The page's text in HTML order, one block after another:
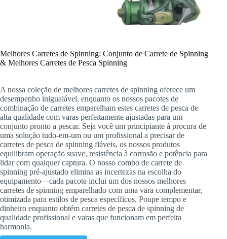
Melhores Carretes de Spinning: Conjunto de Carrete de Spinning
& Melhores Carretes de Pesca Spinning
A nossa coleção de melhores carretes de spinning oferece um
desempenho inigualável, enquanto os nossos pacotes de
combinação de carretes emparelham estes carretes de pesca de
alta qualidade com varas perfeitamente ajustadas para um
conjunto pronto a pescar. Seja você um principiante à procura de
uma solução tudo-em-um ou um profissional a precisar de
carretes de pesca de spinning fiáveis, os nossos produtos
equilibram operação suave, resistência à corrosão e potência para
lidar com qualquer captura. O nosso combo de carrete de
spinning pré-ajustado elimina as incertezas na escolha do
equipamento—cada pacote inclui um dos nossos melhores
carretes de spinning emparelhado com uma vara complementar,
otimizada para estilos de pesca específicos. Poupe tempo e
dinheiro enquanto obtém carretes de pesca de spinning de
qualidade profissional e varas que funcionam em perfeita
harmonia.